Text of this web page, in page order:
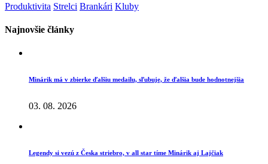
Produktivita Strelci Brankári Kluby
Najnovšie články
Minárik má v zbierke ďalšiu medailu, sľubuje, že ďalšia bude hodnotnejšia
03. 08. 2026
Legendy si vezú z Česka striebro, v all star tíme Minárik aj Lajčiak